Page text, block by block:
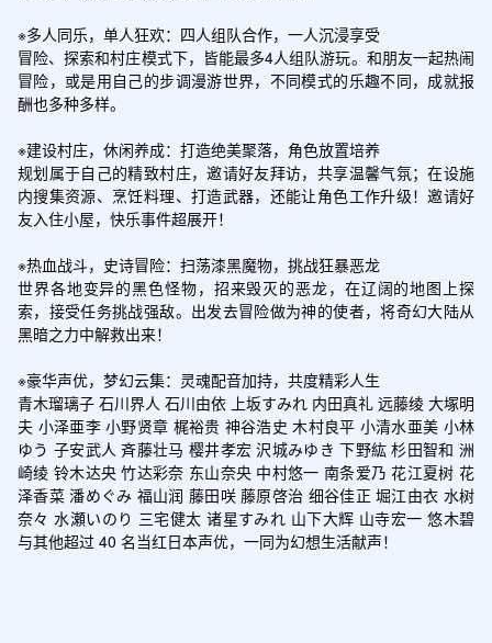
※多人同乐，单人狂欢：四人组队合作，一人沉浸享受
冒险、探索和村庄模式下，皆能最多4人组队游玩。和朋友一起热闹
冒险，或是用自己的步调漫游世界，不同模式的乐趣不同，成就报
酬也多种多样。
※建设村庄，休闲养成：打造绝美聚落，角色放置培养
规划属于自己的精致村庄，邀请好友拜访，共享温馨气氛；在设施
内搜集资源、烹饪料理、打造武器，还能让角色工作升级！邀请好
友入住小屋，快乐事件超展开！
※热血战斗，史诗冒险：扫荡漆黑魔物，挑战狂暴恶龙
世界各地变异的黑色怪物，招来毁灭的恶龙，在辽阔的地图上探
索，接受任务挑战强敌。出发去冒险做为神的使者，将奇幻大陆从
黑暗之力中解救出来！
※豪华声优，梦幻云集：灵魂配音加持，共度精彩人生
青木瑠璃子 石川界人 石川由依 上坂すみれ 内田真礼 远藤绫 大塚明
夫 小泽亜李 小野贤章 梶裕贵 神谷浩史 木村良平 小清水亜美 小林
ゆう 子安武人 斉藤壮马 樱井孝宏 沢城みゆき 下野紘 杉田智和 洲
崎绫 铃木达央 竹达彩奈 东山奈央 中村悠一 南条爱乃 花江夏树 花
泽香菜 潘めぐみ 福山润 藤田咲 藤原啓治 细谷佳正 堀江由衣 水树
奈々 水瀬いのり 三宅健太 诸星すみれ 山下大辉 山寺宏一 悠木碧
与其他超过 40 名当红日本声优，一同为幻想生活献声！